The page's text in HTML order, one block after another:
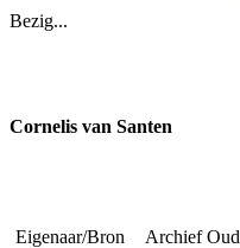
Bezig...
Cornelis van Santen
Eigenaar/Bron
Archief